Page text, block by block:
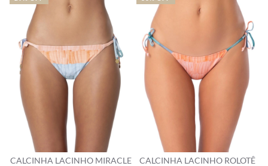
CALCINHA LACINHO MIRACLE
CALCINHA LACINHO ROLOTÊ